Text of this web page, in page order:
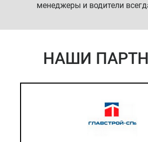
менеджеры и водители
НАШИ